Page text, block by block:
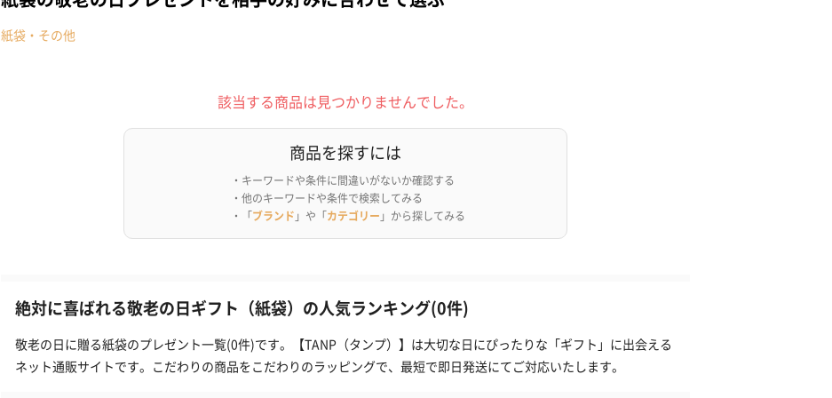
紙袋・その他
該当する商品は見つかりませんでした。
商品を探すには
・キーワードや条件に間違いがないか確認する
・他のキーワードや条件で検索してみる
・「ブランド 」や「カテゴリー 」から探してみる
絶対に喜ばれる敬老の日ギフト（紙袋）の人気ランキング(0件)
敬老の日に贈る紙袋のプレゼント一覧(0件)です。【TANP（タンプ）】は大切な日にぴったりな「ギフト」に出会える
ネット通販サイトです。こだわりの商品をこだわりのラッピングで、最短で即日発送にてご対応いたします。